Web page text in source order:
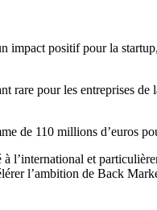
impact positif pour la
rare pour les entreprises
de 110 millions d’euros
l’international et
l’ambition de Back